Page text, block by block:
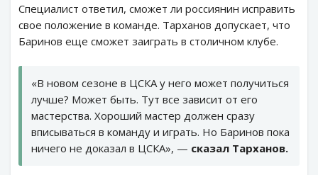
Специалист ответил, сможет ли россиянин исправить
свое положение в команде. Тарханов допускает, что
Баринов еще сможет заиграть в столичном клубе.
«В новом сезоне в ЦСКА у него может получиться
лучше? Может быть. Тут все зависит от его
мастерства. Хороший мастер должен сразу
вписываться в команду и играть. Но Баринов пока
ничего не доказал в ЦСКА», — сказал Тарханов.